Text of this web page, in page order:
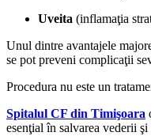
Uveita (inflamaţia
Unul dintre avantajele
se pot preveni complicaţii
Procedura nu este un
Spitalul CF din Timişoara
esenţial în salvarea vederii